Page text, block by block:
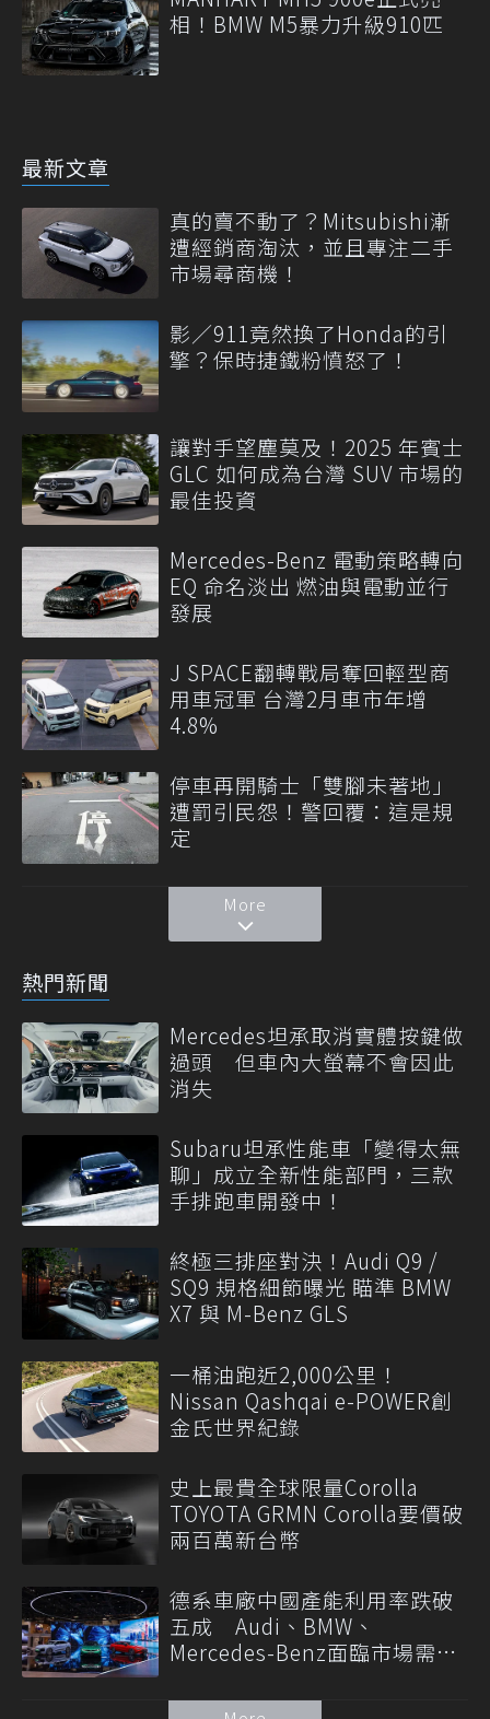
相！BMW M5暴力升級910匹
最新文章
真的賣不動了？Mitsubishi漸
遭經銷商淘汰，並且專注二手
市場尋商機！
影／911竟然換了Honda的引
擎？保時捷鐵粉憤怒了！
讓對手望塵莫及！2025 年賓士
GLC 如何成為台灣 SUV 市場的
最佳投資
Mercedes-Benz 電動策略轉向
EQ 命名淡出 燃油與電動並行
發展
J SPACE翻轉戰局奪回輕型商
用車冠軍 台灣2月車市年增
4.8%
停車再開騎士「雙腳未著地」
遭罰引民怨！警回覆：這是規
定
More
熱門新聞
Mercedes坦承取消實體按鍵做
過頭 但車內大螢幕不會因此
消失
Subaru坦承性能車「變得太無
聊」成立全新性能部門，三款
手排跑車開發中！
終極三排座對決！Audi Q9 /
SQ9 規格細節曝光 瞄準 BMW
X7 與 M-Benz GLS
一桶油跑近2,000公里！
Nissan Qashqai e-POWER創
金氏世界紀錄
史上最貴全球限量Corolla
TOYOTA GRMN Corolla要價破
兩百萬新台幣
德系車廠中國產能利用率跌破
五成 Audi、BMW、
Mercedes-Benz面臨市場需求